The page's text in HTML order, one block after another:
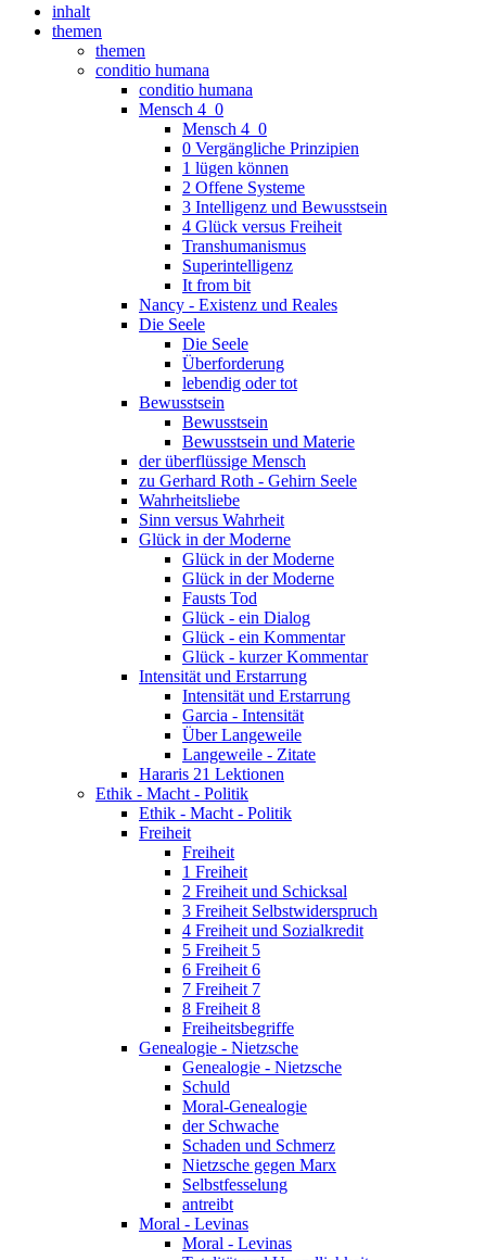
inhalt
themen
themen
conditio humana
conditio humana
Mensch 4_0
Mensch 4_0
0 Vergängliche Prinzipien
1 lügen können
2 Offene Systeme
3 Intelligenz und Bewusstsein
4 Glück versus Freiheit
Transhumanismus
Superintelligenz
It from bit
Nancy - Existenz und Reales
Die Seele
Die Seele
Überforderung
lebendig oder tot
Bewusstsein
Bewusstsein
Bewusstsein und Materie
der überflüssige Mensch
zu Gerhard Roth - Gehirn Seele
Wahrheitsliebe
Sinn versus Wahrheit
Glück in der Moderne
Glück in der Moderne
Glück in der Moderne
Fausts Tod
Glück - ein Dialog
Glück - ein Kommentar
Glück - kurzer Kommentar
Intensität und Erstarrung
Intensität und Erstarrung
Garcia - Intensität
Über Langeweile
Langeweile - Zitate
Hararis 21 Lektionen
Ethik - Macht - Politik
Ethik - Macht - Politik
Freiheit
Freiheit
1 Freiheit
2 Freiheit und Schicksal
3 Freiheit Selbstwiderspruch
4 Freiheit und Sozialkredit
5 Freiheit 5
6 Freiheit 6
7 Freiheit 7
8 Freiheit 8
Freiheitsbegriffe
Genealogie - Nietzsche
Genealogie - Nietzsche
Schuld
Moral-Genealogie
der Schwache
Schaden und Schmerz
Nietzsche gegen Marx
Selbstfesselung
antreibt
Moral - Levinas
Moral - Levinas